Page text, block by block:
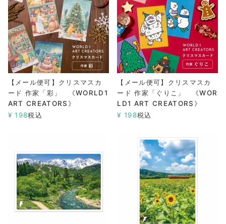
【メール便可】クリスマスカ
ード 作家「彩」 《WORLD1
ART CREATORS》
¥ 198税込
【メール便可】クリスマスカ
ード 作家「ぐりこ」 《WOR
LD1 ART CREATORS》
¥ 198税込